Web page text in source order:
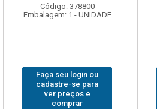
Código: 378800
Embalagem: 1 - UNIDADE
Faça seu login ou
cadastre-se para
ver preços e
comprar